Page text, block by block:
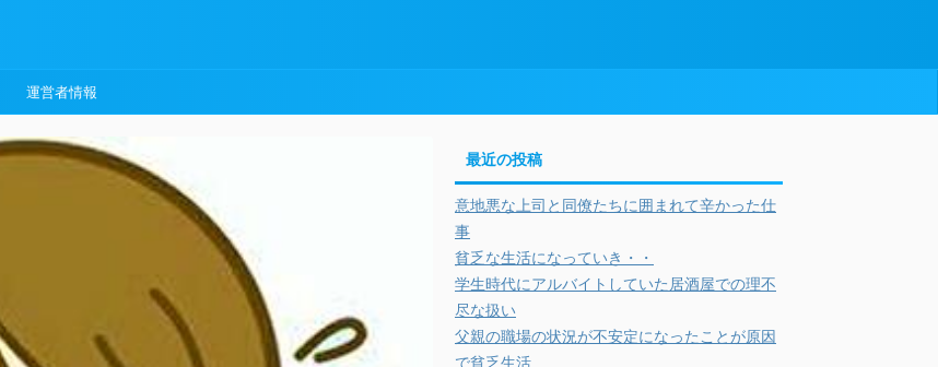
運営者情報
最近の投稿
意地悪な上司と同僚たちに囲まれて辛かった仕
事
貧乏な生活になっていき・・
学生時代にアルバイトしていた居酒屋での理不
尽な扱い
父親の職場の状況が不安定になったことが原因
で貧乏生活